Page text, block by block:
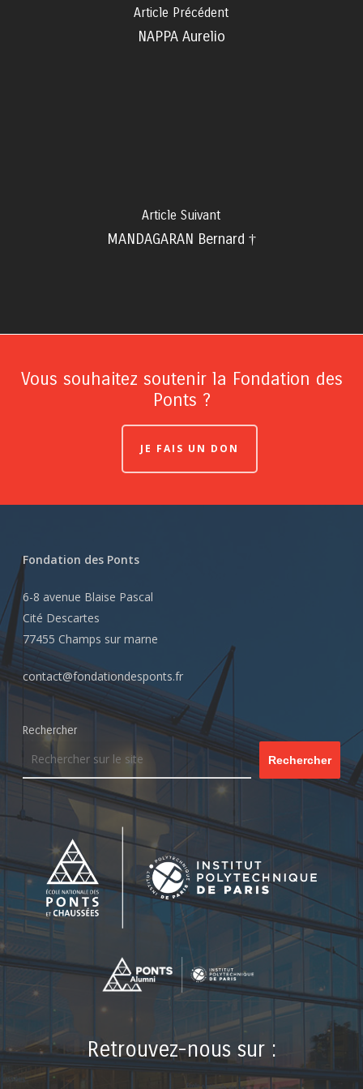
Article Précédent
NAPPA Aurelio
Article Suivant
MANDAGARAN Bernard †
Vous souhaitez soutenir la Fondation des
Ponts ?
JE FAIS UN DON
Fondation des Ponts
6-8 avenue Blaise Pascal
Cité Descartes
77455 Champs sur marne
contact@fondationdesponts.fr
Rechercher
Rechercher
Retrouvez-nous sur :